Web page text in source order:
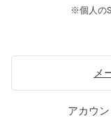
※個人の
メ
アカウ